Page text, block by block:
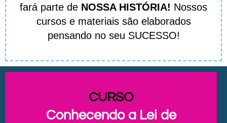
fará parte de NOSSA HISTÓRIA! Nossos
cursos e materiais são elaborados
pensando no seu SUCESSO!
CURSO
Conhecendo a Lei de